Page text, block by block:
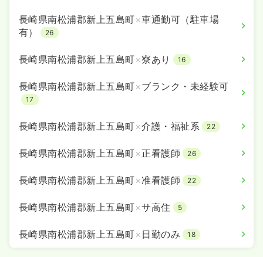
長崎県南松浦郡新上五島町×車通勤可（駐車場
有）
26
長崎県南松浦郡新上五島町×寮あり 16
長崎県南松浦郡新上五島町×ブランク・未経験可
17
長崎県南松浦郡新上五島町×介護・福祉系 22
長崎県南松浦郡新上五島町×正看護師 26
長崎県南松浦郡新上五島町×准看護師 22
長崎県南松浦郡新上五島町×サ高住 5
長崎県南松浦郡新上五島町× 日勤のみ 18